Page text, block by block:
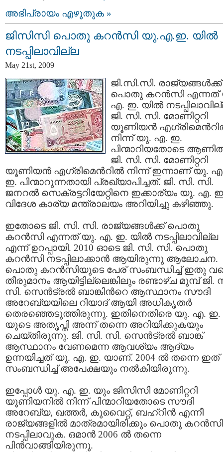
അഭിപ്രായം എഴുതുക »
ജിസിസി പൊതു കറന്‍സി യു.എ.ഇ. യില്‍
നടപ്പിലാവില്ല
May 21st, 2009
ജി.സി.സി. രാജ്യങ്ങള്‍ക്ക്
പൊതു കറന്‍സി എന്നത്
എ. ഇ. യില്‍
ജി. സി. സി. മോണിറ്ററി
യൂണിയന്‍
നിന്ന് യു. എ. ഇ.
പിന്മാറിയതോടെ
ജി. സി. സി. മോണിറ്ററി
യൂണിയന്‍ എഗ്രിമെന്‍റില്‍ നിന്ന് ഇന്നാണ് യു.
ഇ. പിന്മാറുന്നതായി പ്രഖ്യാപിച്ചത്. ജി. സി. സി.
ജനറല്‍ സെക്രട്ടറിയേറ്റിനെ ഇക്കാര്യം യു. എ.
വിദേശ കാര്യ മന്ത്രാലയം അറിയിച്ചു കഴിഞ്ഞു.
ഇതോടെ ജി. സി. സി. രാജ്യങ്ങള്‍ക്ക് പൊതു
കറന്‍സി എന്നത് യു. എ. ഇ. യില്‍ നടപ്പിലാവില്ല
എന്ന് ഉറപ്പായി. 2010 ഓടെ ജി. സി. സി. പൊതു
കറന്‍സി നടപ്പിലാക്കാന്‍ ആയിരുന്നു ആലോചന.
പൊതു കറന്‍സിയുടെ പേര് സംബന്ധിച്ച് ഇതു
തീരുമാനം ആയിട്ടില്ലെങ്കിലും രണ്ടാഴ്ച മുമ്പ് ജി.
സി. സെന്‍ട്രല്‍ ബാങ്കിന്‍റെ ആസ്ഥാനം സൗദി
അറേബ്യയിലെ റിയാദ് ആയി അധികൃതര്‍
തെരഞ്ഞെടുത്തിരുന്നു. ഇതിനെതിരെ യു. എ. ഇ.
യുടെ അതൃപ്തി അന്ന് തന്നെ അറിയിക്കുകയും
ചെയ്തിരുന്നു. ജി. സി. സി. സെന്‍ട്രല്‍ ബാങ്ക്
ആസ്ഥാനം വേണമെന്ന ആവശ്യം ആദ്യം
ഉന്നയിച്ചത് യു. എ. ഇ. യാണ്. 2004 ല്‍ തന്നെ ഇത്
സംബന്ധിച്ച് അപേക്ഷയും നല്‍കിയിരുന്നു.
ഇപ്പോള്‍ യു. എ. ഇ. യും ജിസിസി മോണിറ്ററി
യൂണിയനില്‍ നിന്ന് പിന്മാറിയതോടെ സൗദി
അറേബ്യ, ഖത്തര്‍, കുവൈറ്റ്, ബഹ്റിന്‍ എന്നീ
രാജ്യങ്ങളില്‍ മാത്രമായിരിക്കും പൊതു കറന്‍സി
നടപ്പിലാവുക. ഒമാന്‍ 2006 ല്‍ തന്നെ
പിന്‍വാങ്ങിയിരുന്നു.